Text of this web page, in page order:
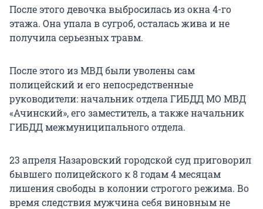
После этого девочка выбросилась из окна 4-го
этажа. Она упала в сугроб, осталась жива и не
получила серьезных травм.
После этого из МВД были уволены сам
полицейский и его непосредственные
руководители: начальник отдела ГИБДД МО МВД
«Ачинский», его заместитель, а также начальник
ГИБДД межмуниципального отдела.
23 апреля Назаровский городской суд приговорил
бывшего полицейского к 8 годам 4 месяцам
лишения свободы в колонии строгого режима. Во
время следствия мужчина себя виновным не